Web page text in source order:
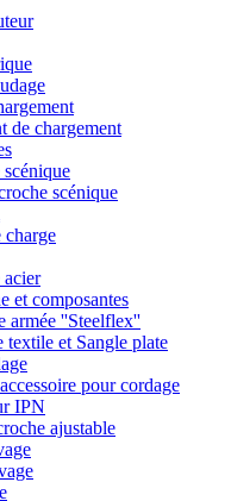
de chargement
scénique
charge
acier
et composantes
armée ''Steelflex''
textile et Sangle plate
pour cordage
IPN
ajustable